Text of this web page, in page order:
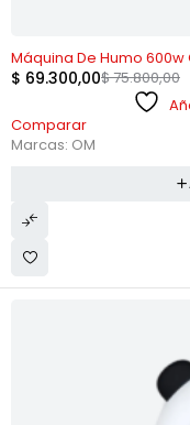
-9%
Máquina De Humo 600w
$75.800,00
$ 69.300,00
Comparar
Marcas: OM